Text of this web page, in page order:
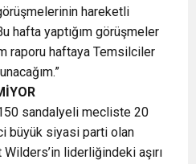
hareketli
hafta yaptığım görüşmeler
raporu haftaya Temsilciler
sandalyeli mecliste 20
büyük siyasi parti olan
Wilders’in liderliğindeki aşırı